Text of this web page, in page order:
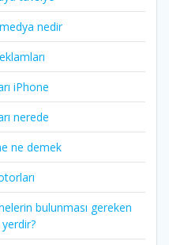
nedir
iPhone
nerede
ne demek
bulunması gereken